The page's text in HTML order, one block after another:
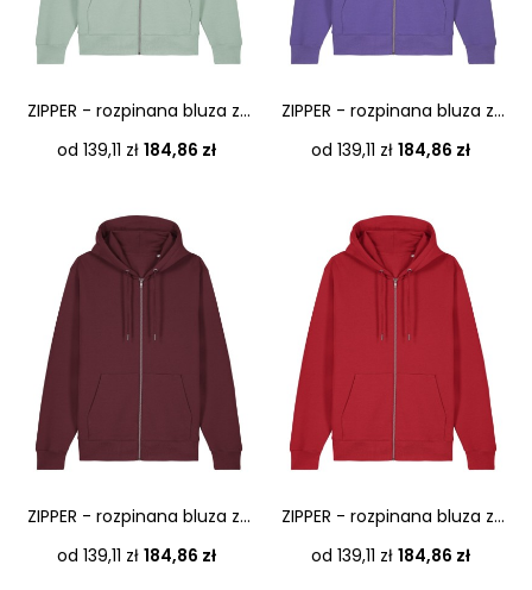
ZIPPER - rozpinana bluza z...
od 139,11 zł Cena
184,86 zł
ZIPPER - rozpinana bluza z...
od 139,11 zł Cena
184,86 zł
ZIPPER - rozpinana bluza z...
od 139,11 zł Cena
184,86 zł
ZIPPER - rozpinana bluza z...
od 139,11 zł Cena
184,86 zł